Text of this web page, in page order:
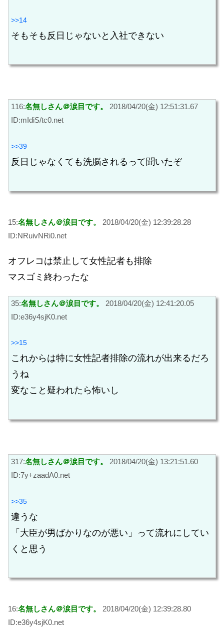
>>14
そもそも反日じゃないと入社できない
116:名無しさん＠涙目です。
2018/04/20(金) 12:51:31.67
ID:mIdiS/tc0.net
>>39
反日じゃなくても洗脳されるって聞いたぞ
15:名無しさん＠涙目です。
2018/04/20(金) 12:39:28.28
ID:NRuivNRi0.net
オフレコは禁止して女性記者も排除
マスゴミ終わったな
35:名無しさん＠涙目です。
2018/04/20(金) 12:41:20.05
ID:e36y4sjK0.net
>>15
これからは特に女性記者排除の流れが出来るだろ
うね
変なこと疑われたら怖いし
317:名無しさん＠涙目です。
2018/04/20(金) 13:21:51.60
ID:7y+zaadA0.net
>>35
違うな
「大臣が男ばかりなのが悪い」って流れにしてい
くと思う
16:名無しさん＠涙目です。
2018/04/20(金) 12:39:28.80
ID:e36y4sjK0.net